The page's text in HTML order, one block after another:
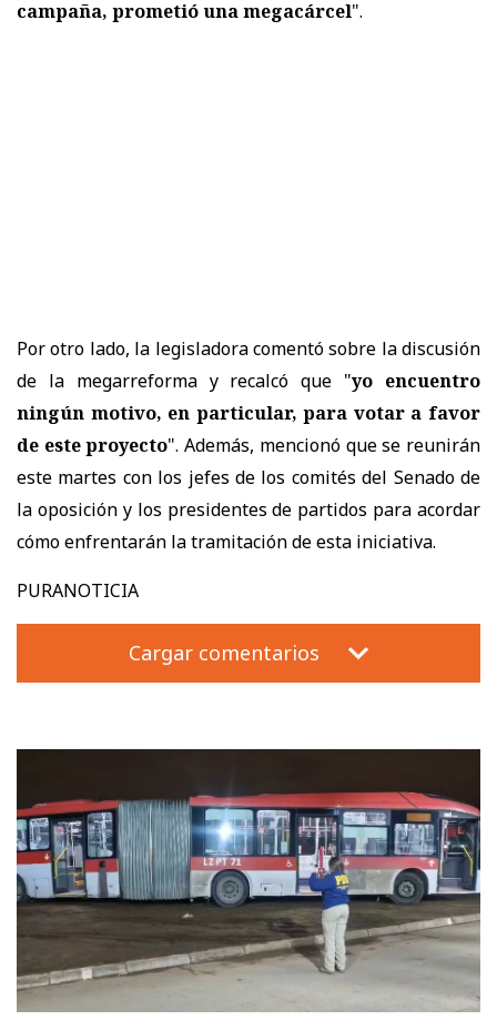
campaña, prometió una megacárcel".
Por otro lado, la legisladora comentó sobre la discusión
de la megarreforma y recalcó que "yo encuentro
ningún motivo, en particular, para votar a favor
de este proyecto". Además, mencionó que se reunirán
este martes con los jefes de los comités del Senado de
la oposición y los presidentes de partidos para acordar
cómo enfrentarán la tramitación de esta iniciativa.
PURANOTICIA
Cargar comentarios